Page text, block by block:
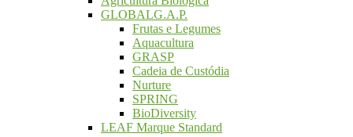
GLOBALG.A.P.
Frutas e Legumes
Aquacultura
GRASP
Cadeia de Custódia
Nurture
SPRING
BioDiversity
LEAF Marque Standard